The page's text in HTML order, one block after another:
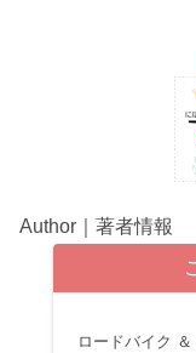
Author｜著者情報
ロードバイク